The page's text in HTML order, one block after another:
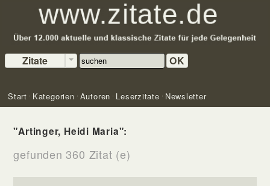
Zitate OK
Start Kategorien Autoren Leserzitate Newsletter
"Artinger, Heidi Maria":
gefunden 360 Zitat (e)